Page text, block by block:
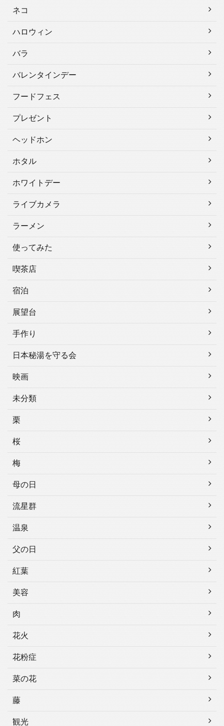
ネコ
ハロウィン
バラ
バレンタインデー
フードフェス
プレゼント
ヘッドホン
ホタル
ホワイトデー
ライブカメラ
ラーメン
使ってみた
喫茶店
宿泊
展望台
手作り
日本秘湯を守る会
映画
未分類
栗
桜
梅
母の日
流星群
温泉
父の日
紅葉
美容
肉
花火
花粉症
菜の花
藤
観光